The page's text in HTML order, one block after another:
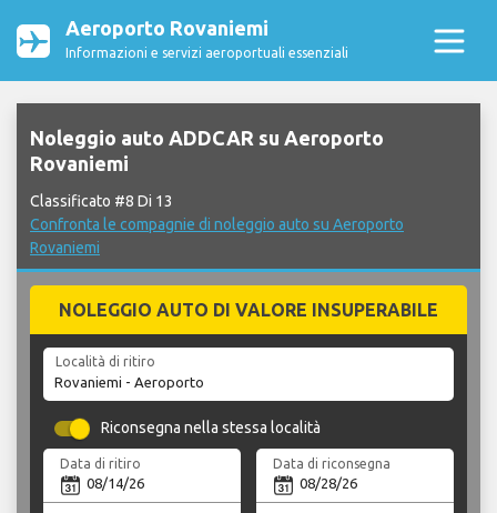
Aeroporto Rovaniemi
Informazioni e servizi aeroportuali essenziali
Noleggio auto ADDCAR su Aeroporto
Rovaniemi
Classificato #8 Di 13
Confronta le compagnie di noleggio auto su Aeroporto
Rovaniemi
NOLEGGIO AUTO DI VALORE INSUPERABILE
Località di ritiro
Riconsegna nella stessa località
Data di ritiro Data di riconsegna